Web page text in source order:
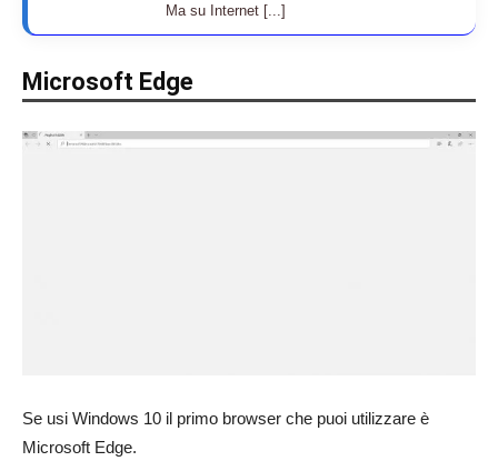
Ma su Internet [...]
Microsoft Edge
Se usi Windows 10 il primo browser che puoi utilizzare è
Microsoft Edge.